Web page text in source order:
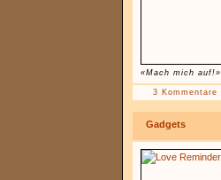
«Mach mich auf!»
3 Kommentare
Gadgets